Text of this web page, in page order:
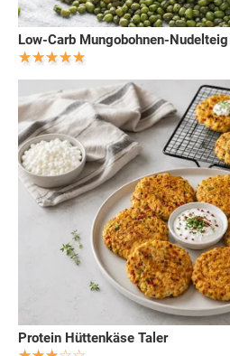
Low-Carb Mungobohnen-Nudelteig
Protein Hüttenkäse Taler